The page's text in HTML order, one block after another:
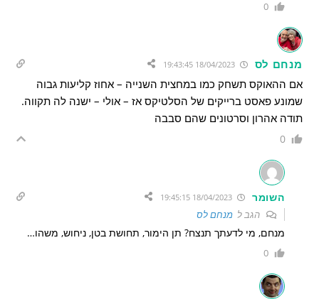
0
מנחם לס 18/04/2023 19:43:45
אם ההאוקס תשחק כמו במחצית השנייה – אחוז קליעות גבוה
שמונע פאסט ברייקים של הסלטיקס אז – אולי – ישנה לה תקווה.
תודה אהרון וסרטונים שהם סבבה
0
השומר
הגב למנחם לס
מנחם, מי לדעתך תנצח? תן הימור, תחושת בטן, ניחוש, משהו…
0